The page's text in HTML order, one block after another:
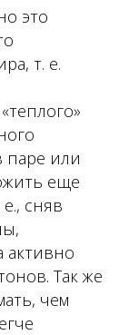
это
т. е.
паре или
еще
сняв
активно
Так же
чем